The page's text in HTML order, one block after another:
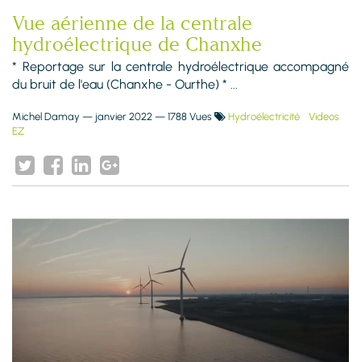
Vue aérienne de la centrale
hydroélectrique de Chanxhe
* Reportage sur la centrale hydroélectrique accompagné
du bruit de l'eau (Chanxhe - Ourthe) * ...
Michel Damay — janvier 2022 — 1788 Vues Hydroélectricité
Videos
EZ